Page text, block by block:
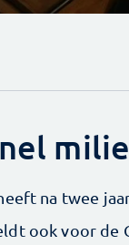
na twee
ook voor de